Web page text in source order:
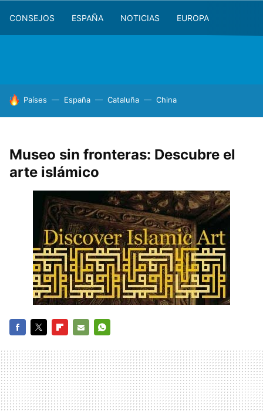
CONSEJOS ESPAÑA NOTICIAS EUROPA
HOY SE HABLA DE
Países España Cataluña China
Museo sin fronteras: Descubre el
arte islámico
MAIL